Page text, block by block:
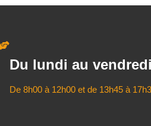
Du lundi au vendredi
De 8h00 à 12h00 et de 13h45 à